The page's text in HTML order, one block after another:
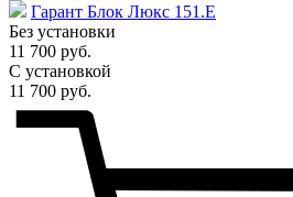
Гарант Блок Люкс 151.E
Без установки
11 700 руб.
С установкой
11 700 руб.